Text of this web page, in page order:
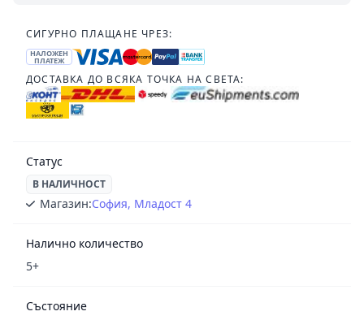
СИГУРНО ПЛАЩАНЕ ЧРЕЗ:
НАЛОЖЕН
ПЛАТЕЖ
ДОСТАВКА ДО ВСЯКА ТОЧКА НА СВЕТА:
Статус
В НАЛИЧНОСТ
Магазин:София, Младост 4
Налично количество
5+
Състояние